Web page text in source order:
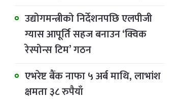
उद्योगमन्त्रीको निर्देशनपछि एलपीजी
ग्यास आपूर्ति सहज बनाउन ‘क्विक
रेस्पोन्स टिम’ गठन
एभरेष्ट बैंक नाफा ५ अर्ब माथि, लाभांश
क्षमता ३८ रुपैयाँ